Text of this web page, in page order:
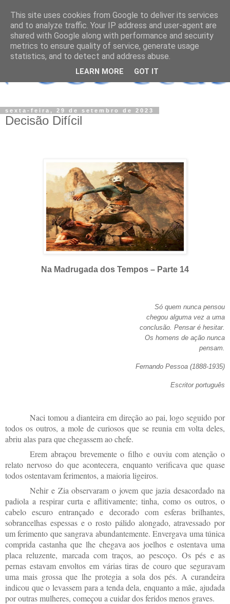
sexta-feira, 29 de setembro de 2023
Decisão Difícil
Na Madrugada dos Tempos – Parte 14
Só quem nunca pensou
chegou alguma vez a uma
conclusão. Pensar é hesitar.
Os homens de ação nunca
pensam.
Fernando Pessoa (1888-1935)
Escritor português
Naci tomou a dianteira em direção ao pai, logo seguido por
todos os outros, a mole de curiosos que se reunia em volta deles,
abriu alas para que chegassem ao chefe.
Erem abraçou brevemente o filho e ouviu com atenção o
relato nervoso do que acontecera, enquanto verificava que quase
todos ostentavam ferimentos, a maioria ligeiros.
Nehir e Zia observaram o jovem que jazia desacordado na
padiola a respirar curta e aflitivamente; tinha, como os outros, o
cabelo escuro entrançado e decorado com esferas brilhantes,
sobrancelhas espessas e o rosto pálido alongado, atravessado por
um ferimento que sangrava abundantemente. Envergava uma túnica
comprida castanha que lhe chegava aos joelhos e ostentava uma
placa reluzente, marcada com traços, ao pescoço. Os pés e as
pernas estavam envoltos em várias tiras de couro que seguravam
uma mais grossa que lhe protegia a sola dos pés. A curandeira
indicou que o levassem para a tenda dela, enquanto a mãe, ajudada
por outras mulheres, começou a cuidar dos feridos menos graves.
This site uses cookies from Google to deliver its services
and to analyze traffic. Your IP address and user-agent are
shared with Google along with performance and security
metrics to ensure quality of service, generate usage
statistics, and to detect and address abuse.
LEARN MORE GOT IT